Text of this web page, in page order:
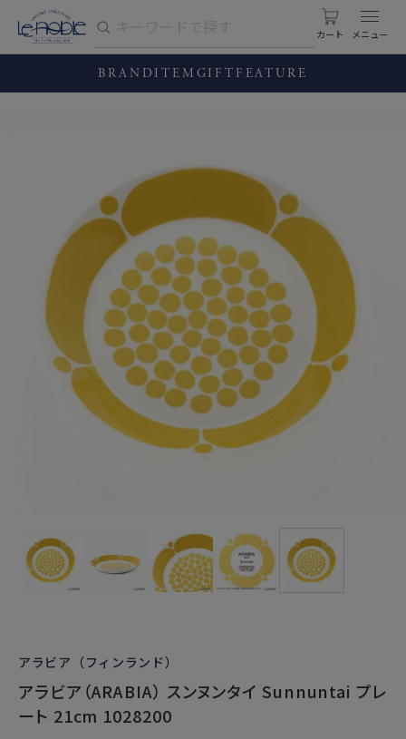
カート
BRANDITEM GIFT FEATURE
アラビア（フィンランド）
アラビア（ARABIA） スンヌンタイ Sunnuntai プレ
ート 21cm 1028200